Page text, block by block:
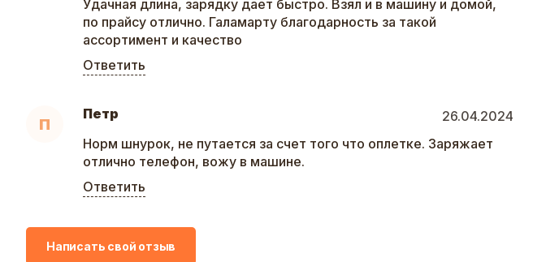
Удачная длина, зарядку дает быстро. Взял и в машину и домой,
по прайсу отлично. Галамарту благодарность за такой
ассортимент и качество
Ответить
П
Петр
26.04.2024
Норм шнурок, не путается за счет того что оплетке. Заряжает
отлично телефон, вожу в машине.
Ответить
Написать свой отзыв